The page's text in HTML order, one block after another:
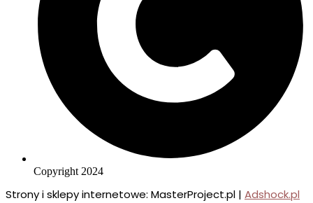
Copyright 2024
Strony i sklepy internetowe: MasterProject.pl | Adshock.pl